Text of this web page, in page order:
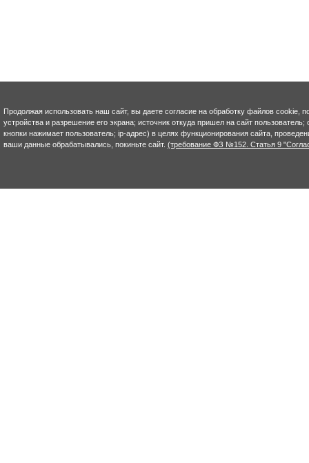
Продолжая использовать наш сайт, вы даете согласие на обработку файлов cookie,
устройства и разрешение его экрана; источник откуда пришел на сайт
кнопки нажимает пользователь; ip-адрес) в целях функционирования сайта,
ваши данные обрабатывались, покиньте сайт. (требование ФЗ №152. Статья 9